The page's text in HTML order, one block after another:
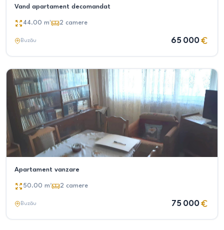
Vand apartament decomandat
44.00 m² 2 camere
Buzău 65 000
Apartament vanzare
50.00 m² 2 camere
Buzău 75 000